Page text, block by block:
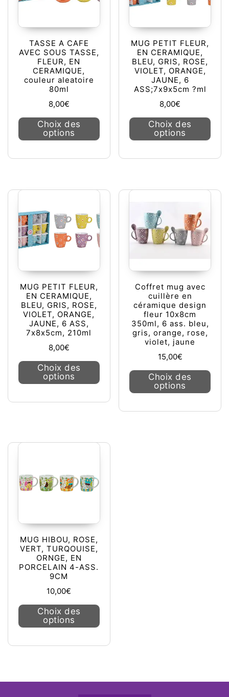
TASSE A CAFE
AVEC SOUS TASSE,
FLEUR, EN
CERAMIQUE,
couleur aleatoire
80ml
8,00€
Choix des
options
Ce produit a plusieurs variations.
MUG PETIT FLEUR,
EN CERAMIQUE,
BLEU, GRIS, ROSE,
VIOLET, ORANGE,
JAUNE, 6
ASS;7x9x5cm ?ml
8,00€
Choix des
options
MUG PETIT FLEUR,
EN CERAMIQUE,
BLEU, GRIS, ROSE,
VIOLET, ORANGE,
JAUNE, 6 ASS,
7x8x5cm, 210ml
8,00€
Choix des
options
Ce produit a plusieurs variations.
Coffret mug avec
cuillère en
céramique design
fleur 10x8cm
350ml, 6 ass. bleu,
gris, orange, rose,
violet, jaune
15,00€
Choix des
options
MUG HIBOU, ROSE,
VERT, TURQOUISE,
ORNGE, EN
PORCELAIN 4-ASS.
9CM
10,00€
Choix des
options
Ce produit a plusieurs variations.